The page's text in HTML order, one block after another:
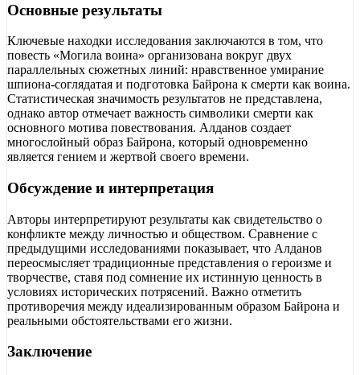
Основные результаты
Ключевые находки исследования заключаются в том, что
повесть «Могила воина» организована вокруг двух
параллельных сюжетных линий: нравственное умирание
шпиона-соглядатая и подготовка Байрона к смерти как воина.
Статистическая значимость результатов не представлена,
однако автор отмечает важность символики смерти как
основного мотива повествования. Алданов создает
многослойный образ Байрона, который одновременно
является гением и жертвой своего времени.
Обсуждение и интерпретация
Авторы интерпретируют результаты как свидетельство о
конфликте между личностью и обществом. Сравнение с
предыдущими исследованиями показывает, что Алданов
переосмысляет традиционные представления о героизме и
творчестве, ставя под сомнение их истинную ценность в
условиях исторических потрясений. Важно отметить
противоречия между идеализированным образом Байрона и
реальными обстоятельствами его жизни.
Заключение